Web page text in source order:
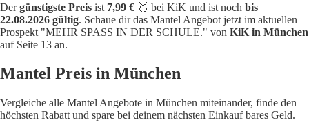
Dergünstigste Preis ist 7,99 € 🥇 bei KiK und ist noch bis
22.08.2026 gültig. Schaue dir das Mantel Angebot jetzt im aktuellen
Prospekt "MEHR SPASS IN DER SCHULE." von KiK in München
auf Seite 13 an.
Mantel Preis in München
Vergleiche alle Mantel Angebote in München miteinander, finde den
höchsten Rabatt und spare bei deinem nächsten Einkauf bares Geld.